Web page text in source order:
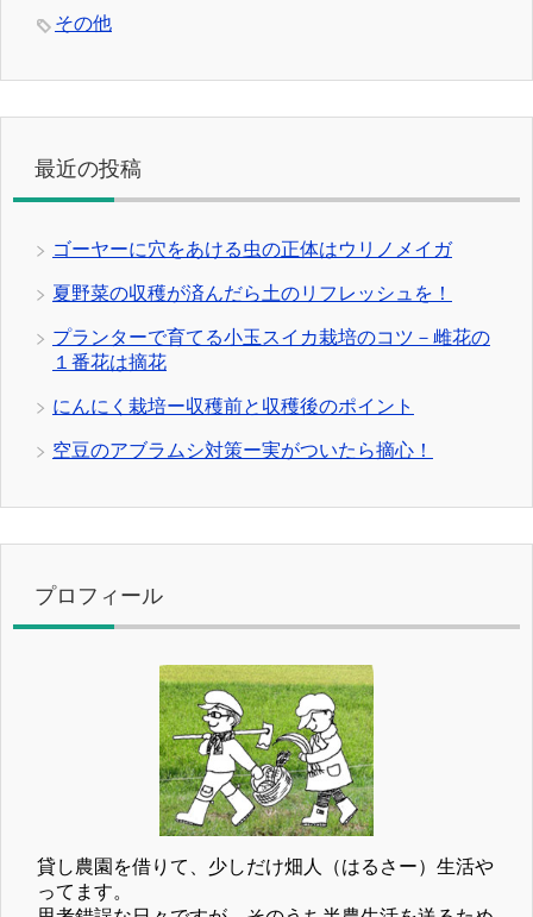
その他
最近の投稿
ゴーヤーに穴をあける虫の正体はウリノメイガ
夏野菜の収穫が済んだら土のリフレッシュを！
プランターで育てる小玉スイカ栽培のコツ－雌花の
１番花は摘花
にんにく栽培ー収穫前と収穫後のポイント
空豆のアブラムシ対策ー実がついたら摘心！
プロフィール
貸し農園を借りて、少しだけ畑人（はるさー）生活や
ってます。